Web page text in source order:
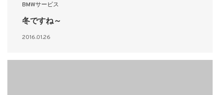
BMWサービス
冬ですね～
2016.01.26